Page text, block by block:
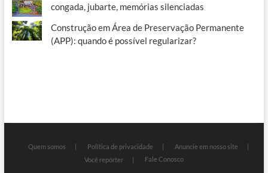
congada, jubarte, memórias silenciadas
Construção em Área de Preservação Permanente
(APP): quando é possível regularizar?
Quem somos Política de privacidade
Anuncie em nosso site
Você repórter
Fale Conosco